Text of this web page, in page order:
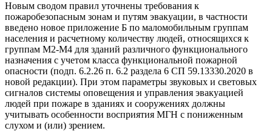
Новым сводом правил уточнены требования к
пожаробезопасным зонам и путям эвакуации, в частности
введено новое приложение Б по маломобильным группам
населения и расчетному количеству людей, относящихся к
группам М2-М4 для зданий различного функционального
назначения с учетом класса функциональной пожарной
опасности (подп. 6.2.26 п. 6.2 раздела 6 СП 59.13330.2020 в
новой редакции). При этом параметры звуковых и световых
сигналов системы оповещения и управления эвакуацией
людей при пожаре в зданиях и сооружениях должны
учитывать особенности восприятия МГН с пониженным
слухом и (или) зрением.